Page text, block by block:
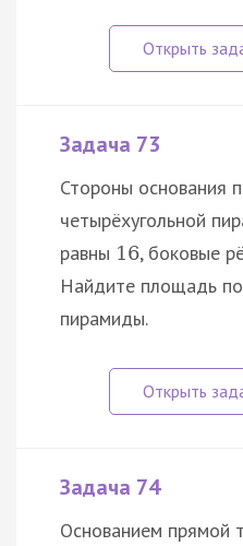
Задача 73
Стороны основания
четырёхугольной
равны 16, боковые
Найдите площадь
пирамиды.
Задача 74
Основанием прямой